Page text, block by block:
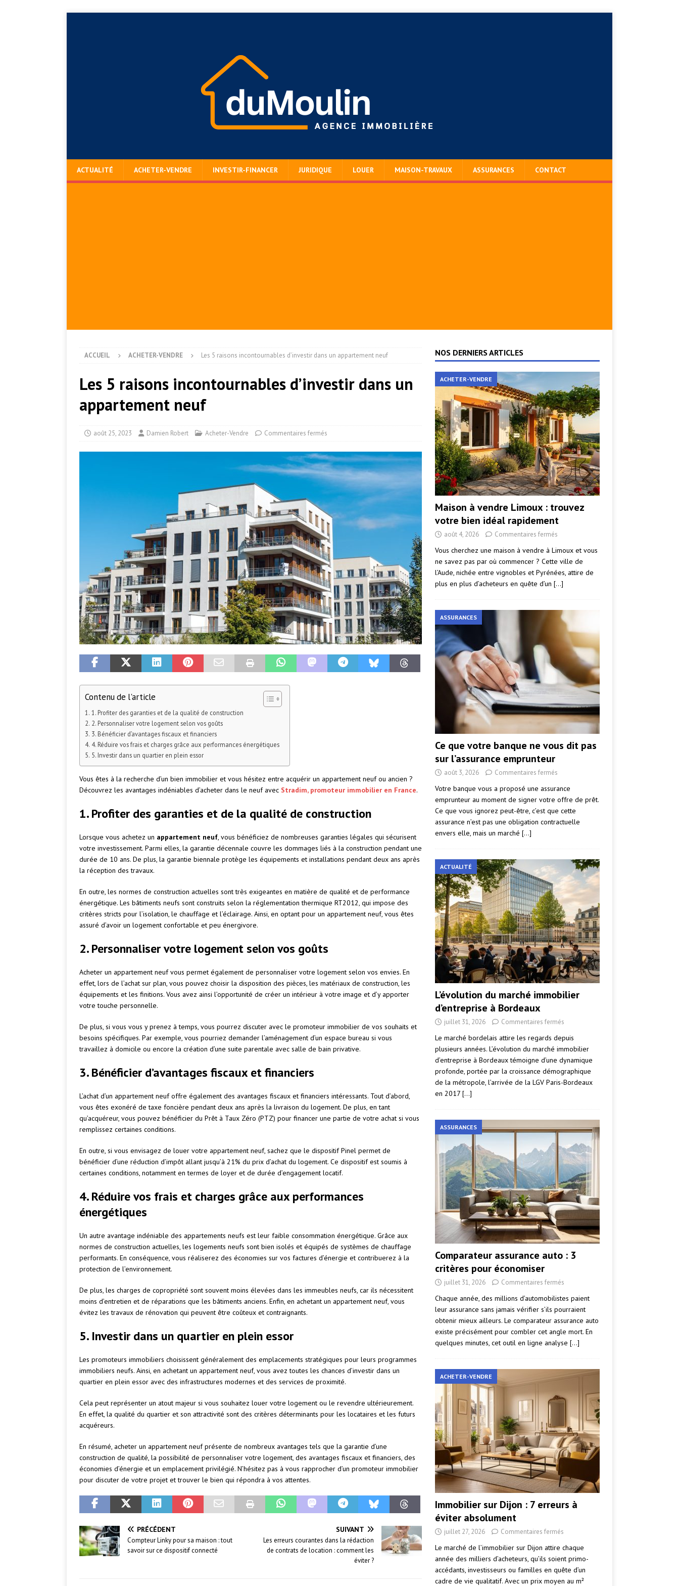
ACTUALITÉ ACHETER-VENDRE INVESTIR-FINANCER JURIDIQUE LOUER MAISON-TRAVAUX ASSURANCES CONTACT
ACCUEIL ACHETER-VENDRE Les 5 raisons incontournables d’investir dans un appartement neuf
Les 5 raisons incontournables d’investir dans un
appartement neuf
août 25, 2023 Damien Robert Acheter-Vendre Commentaires fermés
Contenu de l'article
1. Profiter des garanties et de la qualité de construction
2. Personnaliser votre logement selon vos goûts
3. Bénéficier d’avantages fiscaux et financiers
4. Réduire vos frais et charges grâce aux performances énergétiques
5. Investir dans un quartier en plein essor
Vous êtes à la recherche d’un bien immobilier et vous hésitez entre acquérir un appartement neuf ou ancien ?
Découvrez les avantages indéniables d’acheter dans le neuf avec Stradim, promoteur immobilier en France.
1. Profiter des garanties et de la qualité de construction
Lorsque vous achetez un appartement neuf, vous bénéficiez de nombreuses garanties légales qui sécurisent
votre investissement. Parmi elles, la garantie décennale couvre les dommages liés à la construction pendant une
durée de 10 ans. De plus, la garantie biennale protège les équipements et installations pendant deux ans après
la réception des travaux.
En outre, les normes de construction actuelles sont très exigeantes en matière de qualité et de performance
énergétique. Les bâtiments neufs sont construits selon la réglementation thermique RT2012, qui impose des
critères stricts pour l’isolation, le chauffage et l’éclairage. Ainsi, en optant pour un appartement neuf, vous êtes
assuré d’avoir un logement confortable et peu énergivore.
2. Personnaliser votre logement selon vos goûts
Acheter un appartement neuf vous permet également de personnaliser votre logement selon vos envies. En
effet, lors de l’achat sur plan, vous pouvez choisir la disposition des pièces, les matériaux de construction, les
équipements et les finitions. Vous avez ainsi l’opportunité de créer un intérieur à votre image et d’y apporter
votre touche personnelle.
De plus, si vous vous y prenez à temps, vous pourrez discuter avec le promoteur immobilier de vos souhaits et
besoins spécifiques. Par exemple, vous pourriez demander l’aménagement d’un espace bureau si vous
travaillez à domicile ou encore la création d’une suite parentale avec salle de bain privative.
3. Bénéficier d’avantages fiscaux et financiers
L’achat d’un appartement neuf offre également des avantages fiscaux et financiers intéressants. Tout d’abord,
vous êtes exonéré de taxe foncière pendant deux ans après la livraison du logement. De plus, en tant
qu’acquéreur, vous pouvez bénéficier du Prêt à Taux Zéro (PTZ) pour financer une partie de votre achat si vous
remplissez certaines conditions.
En outre, si vous envisagez de louer votre appartement neuf, sachez que le dispositif Pinel permet de
bénéficier d’une réduction d’impôt allant jusqu’à 21% du prix d’achat du logement. Ce dispositif est soumis à
certaines conditions, notamment en termes de loyer et de durée d’engagement locatif.
4. Réduire vos frais et charges grâce aux performances
énergétiques
Un autre avantage indéniable des appartements neufs est leur faible consommation énergétique. Grâce aux
normes de construction actuelles, les logements neufs sont bien isolés et équipés de systèmes de chauffage
performants. En conséquence, vous réaliserez des économies sur vos factures d’énergie et contribuerez à la
protection de l’environnement.
De plus, les charges de copropriété sont souvent moins élevées dans les immeubles neufs, car ils nécessitent
moins d’entretien et de réparations que les bâtiments anciens. Enfin, en achetant un appartement neuf, vous
évitez les travaux de rénovation qui peuvent être coûteux et contraignants.
5. Investir dans un quartier en plein essor
Les promoteurs immobiliers choisissent généralement des emplacements stratégiques pour leurs programmes
immobiliers neufs. Ainsi, en achetant un appartement neuf, vous avez toutes les chances d’investir dans un
quartier en plein essor avec des infrastructures modernes et des services de proximité.
Cela peut représenter un atout majeur si vous souhaitez louer votre logement ou le revendre ultérieurement.
En effet, la qualité du quartier et son attractivité sont des critères déterminants pour les locataires et les futurs
acquéreurs.
En résumé, acheter un appartement neuf présente de nombreux avantages tels que la garantie d’une
construction de qualité, la possibilité de personnaliser votre logement, des avantages fiscaux et financiers, des
économies d’énergie et un emplacement privilégié. N’hésitez pas à vous rapprocher d’un promoteur immobilier
pour discuter de votre projet et trouver le bien qui répondra à vos attentes.
PRÉCÉDENT
Compteur Linky pour sa maison : tout
savoir sur ce dispositif connecté
SUIVANT
Les erreurs courantes dans la rédaction
de contrats de location : comment les
éviter ?
NOS DERNIERS ARTICLES
ACHETER-VENDRE
Maison à vendre Limoux : trouvez
votre bien idéal rapidement
août 4, 2026 Commentaires fermés
Vous cherchez une maison à vendre à Limoux et vous
ne savez pas par où commencer ? Cette ville de
l’Aude, nichée entre vignobles et Pyrénées, attire de
plus en plus d’acheteurs en quête d’un […]
ASSURANCES
Ce que votre banque ne vous dit pas
sur l’assurance emprunteur
août 3, 2026 Commentaires fermés
Votre banque vous a proposé une assurance
emprunteur au moment de signer votre offre de prêt.
Ce que vous ignorez peut-être, c’est que cette
assurance n’est pas une obligation contractuelle
envers elle, mais un marché […]
ACTUALITÉ
L’évolution du marché immobilier
d’entreprise à Bordeaux
juillet 31, 2026 Commentaires fermés
Le marché bordelais attire les regards depuis
plusieurs années. L’évolution du marché immobilier
d’entreprise à Bordeaux témoigne d’une dynamique
profonde, portée par la croissance démographique
de la métropole, l’arrivée de la LGV Paris-Bordeaux
en 2017 […]
ASSURANCES
Comparateur assurance auto : 3
critères pour économiser
juillet 31, 2026 Commentaires fermés
Chaque année, des millions d’automobilistes paient
leur assurance sans jamais vérifier s’ils pourraient
obtenir mieux ailleurs. Le comparateur assurance auto
existe précisément pour combler cet angle mort. En
quelques minutes, cet outil en ligne analyse […]
ACHETER-VENDRE
Immobilier sur Dijon : 7 erreurs à
éviter absolument
juillet 27, 2026 Commentaires fermés
Le marché de l’immobilier sur Dijon attire chaque
année des milliers d’acheteurs, qu’ils soient primo-
accédants, investisseurs ou familles en quête d’un
cadre de vie qualitatif. Avec un prix moyen au m²